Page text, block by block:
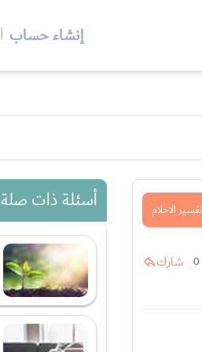
إنشاء حساب |
تفسير الاحلام
0 شارك
أسئلة ذات صلة